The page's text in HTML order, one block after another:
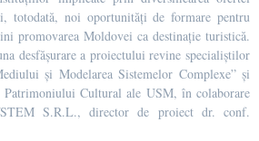
totodată, noi oportunități de formare pentru
promovarea Moldovei ca destinație turistică.
desfășurare a proiectului revine specialiștilor
și Modelarea Sistemelor Complexe” și
Patrimoniului Cultural ale USM, în colaborare
S.R.L., director de proiect dr. conf.